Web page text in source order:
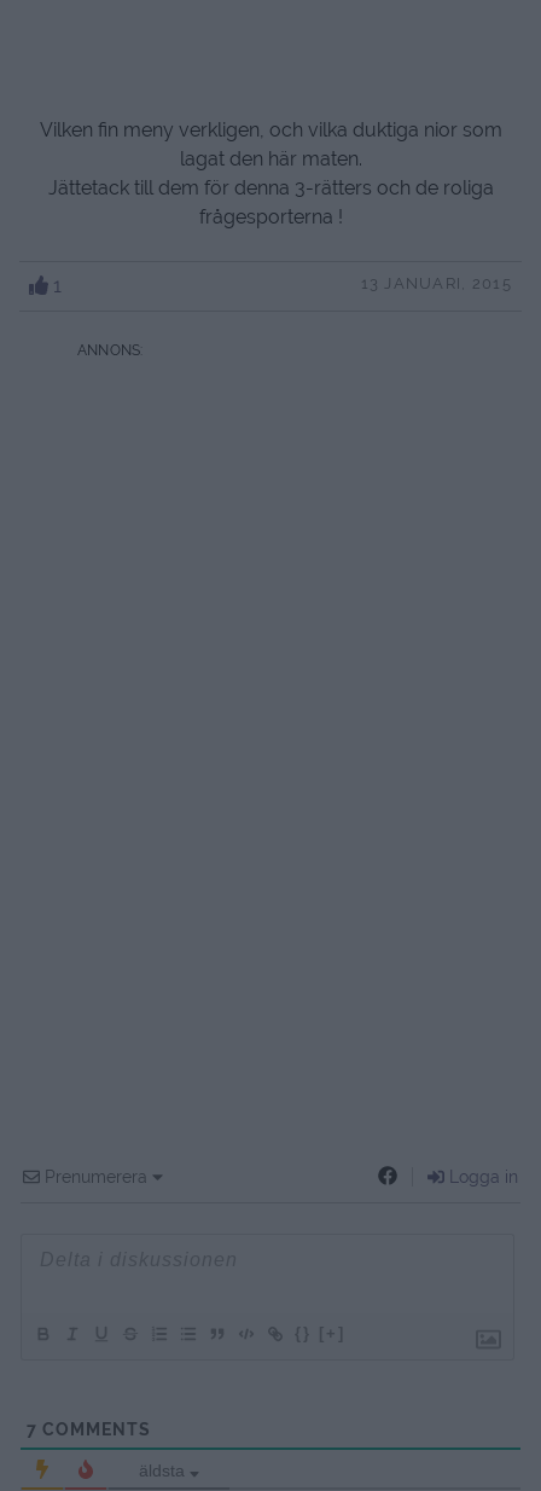
Vilken fin meny verkligen, och vilka duktiga nior som
lagat den här maten.
Jättetack till dem för denna 3-rätters och de roliga
frågesporterna !
1 13 JANUARI, 2015
Prenumerera Logga in
{} [+]
7 COMMENTS
äldsta